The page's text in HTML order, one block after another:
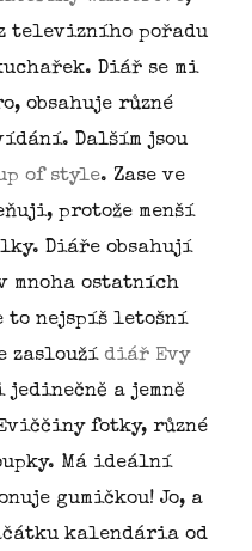
z televizního pořadu
Diář se mi
obsahuje různé
Dalším jsou
of style. Zase ve
protože menší
Diáře obsahují
mnoha ostatních
to nejspíš letošní
zaslouží diář Evy
a jemně
fotky, různé
Má ideální
gumičkou! Jo, a
kalendária od